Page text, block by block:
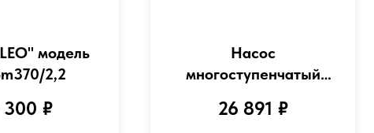
модель
2,2
300 ₽
Насос
многоступенчатый
центробежный "LEO"
26 891 ₽